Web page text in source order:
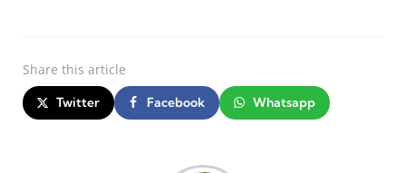
Share this article
Twitter Facebook Whatsapp